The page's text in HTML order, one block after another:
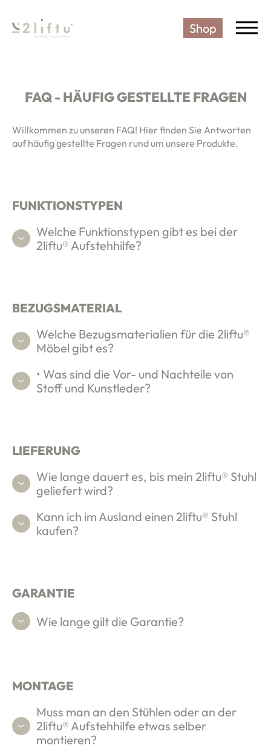
Shop
HAUPMENÜ
uns
Willkommen zu unseren FAQ! Hier finden Sie Antworten
auf häufig gestellte Fragen rund um unsere Produkte.
FAQ - HÄUFIG GESTELLTE FRAGEN
FUNKTIONSTYPEN
Welche Funktionstypen gibt es bei der
2liftu® Aufstehhilfe?
BEZUGSMATERIAL
Welche Bezugsmaterialien für die 2liftu®
Möbel gibt es?
• Was sind die Vor- und Nachteile von
Stoff und Kunstleder?
LIEFERUNG
Wie lange dauert es, bis mein 2liftu® Stuhl
geliefert wird?
Kann ich im Ausland einen 2liftu® Stuhl
kaufen?
GARANTIE
Wie lange gilt die Garantie?
MONTAGE
Muss man an den Stühlen oder an der
2liftu® Aufstehhilfe etwas selber
montieren?